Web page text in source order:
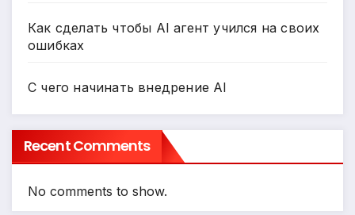
Как сделать чтобы AI агент учился на своих
ошибках
С чего начинать внедрение AI
Recent Comments
No comments to show.